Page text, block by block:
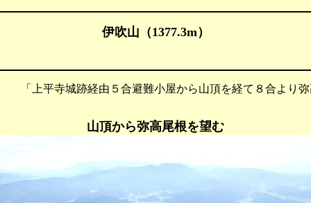
伊吹山（1377.3m）
平寺城跡経由５合避難小屋から山頂を経て８合より弥
山頂から弥高尾根を望む